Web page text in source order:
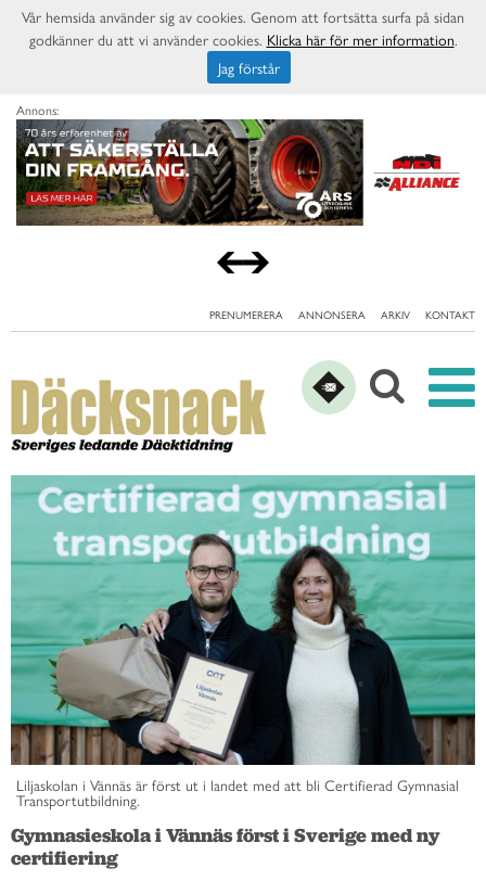
Annons:
PRENUMERERA ANNONSERA ARKIV KONTAKT
Liljaskolan i Vännäs är först ut i landet med att bli Certifierad Gymnasial
Transportutbildning.
Gymnasieskola i Vännäs först i Sverige med ny
certifiering
Vår hemsida använder sig av cookies. Genom att fortsätta surfa på sidan
godkänner du att vi använder cookies. Klicka här för mer information.
Jag förstår